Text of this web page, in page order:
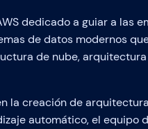
dedicado a guiar a las
de datos modernos
de nube,
la creación de
automático, el equipo